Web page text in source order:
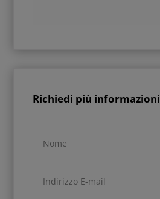
Richiedi più informazioni